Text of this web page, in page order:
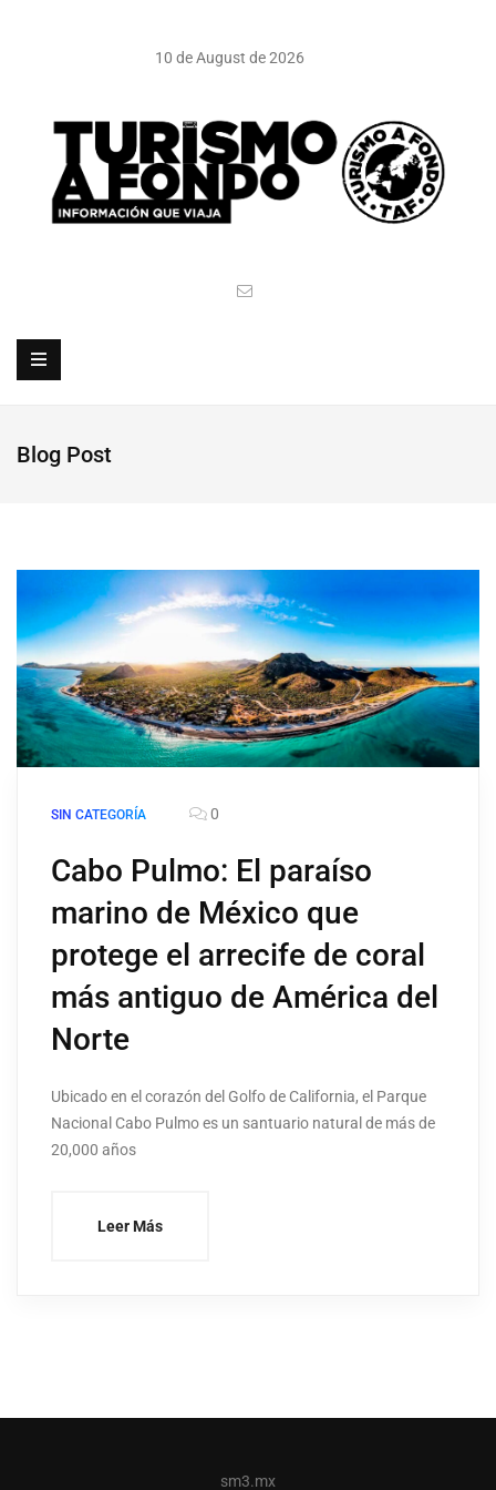
10 de August de 2026
Blog Post
SIN CATEGORÍA 0
Cabo Pulmo: El paraíso
marino de México que
protege el arrecife de coral
más antiguo de América del
Norte
Ubicado en el corazón del Golfo de California, el Parque
Nacional Cabo Pulmo es un santuario natural de más de
20,000 años
Leer Más
sm3.mx